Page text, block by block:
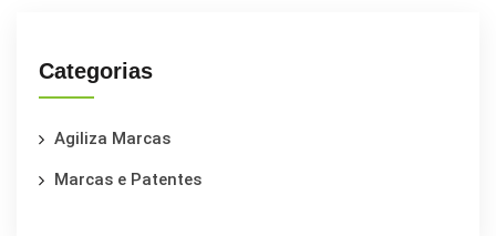
Categorias
Agiliza Marcas
Marcas e Patentes